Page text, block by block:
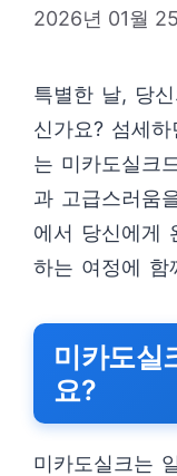
2026년 01월
특별한 날, 당
신가요? 섬세
는 미카도실크
과 고급스러움
에서 당신에게
하는 여정에 함
미카도실
요?
미카도실크는